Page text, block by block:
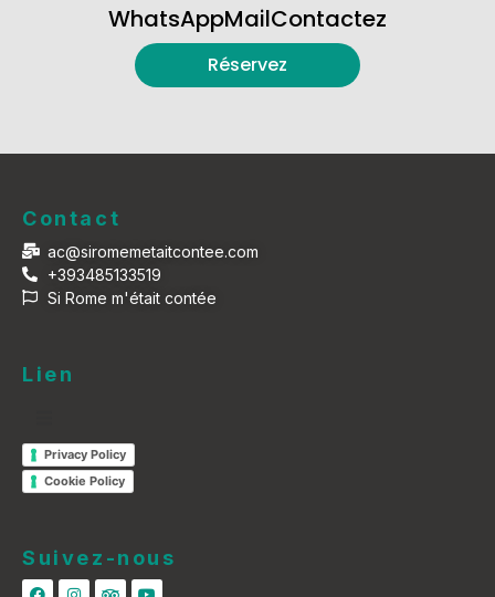
WhatsAppMailContactez
Réservez
Contact
ac@siromemetaitcontee.com
+393485133519
Si Rome m'était contée
Lien
Privacy Policy
Cookie Policy
Suivez-nous